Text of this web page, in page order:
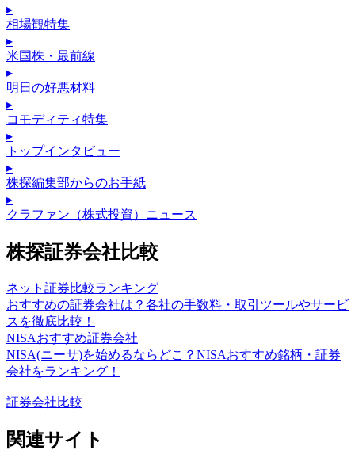
▸
相場観特集
▸
米国株・最前線
▸
明日の好悪材料
▸
コモディティ特集
▸
トップインタビュー
▸
株探編集部からのお手紙
▸
クラファン（株式投資）ニュース
株探証券会社比較
ネット証券比較ランキング
おすすめの証券会社は？各社の手数料・取引ツールやサービ
スを徹底比較！
NISAおすすめ証券会社
NISA(ニーサ)を始めるならどこ？NISAおすすめ銘柄・証券
会社をランキング！
証券会社比較
関連サイト